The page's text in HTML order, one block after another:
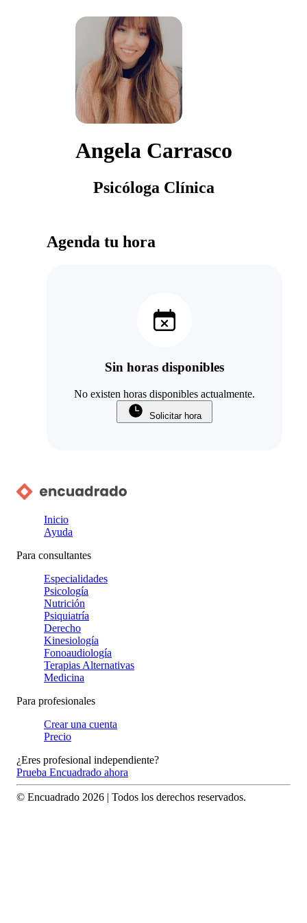
Angela Carrasco
Psicóloga Clínica
Agenda tu hora
Sin horas disponibles
No existen horas disponibles actualmente.
Solicitar hora
Inicio
Ayuda
Para consultantes
Especialidades
Psicología
Nutrición
Psiquiatría
Derecho
Kinesiología
Fonoaudiología
Terapias Alternativas
Medicina
Para profesionales
Crear una cuenta
Precio
¿Eres profesional independiente?
Prueba Encuadrado ahora
© Encuadrado 2026 | Todos los derechos reservados.